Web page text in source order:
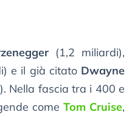
(1,2 miliardi),
e il già citato Dwayne
Nella fascia tra i 400 e
come Tom Cruise,